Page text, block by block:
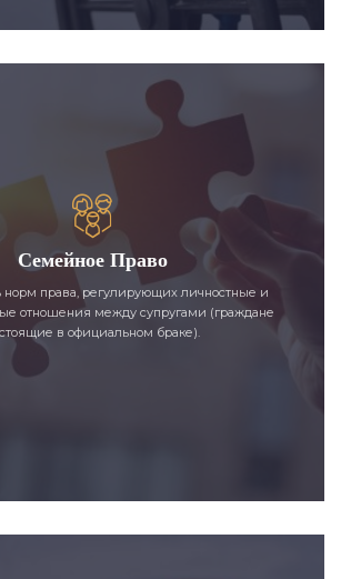
Семейное Право
норм права, регулирующих личностные и
отношения между супругами (граждане
в официальном браке).